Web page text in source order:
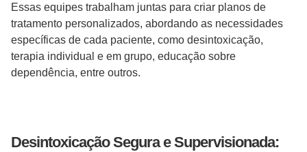
Essas equipes trabalham juntas para criar planos de
tratamento personalizados, abordando as necessidades
específicas de cada paciente, como desintoxicação,
terapia individual e em grupo, educação sobre
dependência, entre outros.
Desintoxicação Segura e Supervisionada: